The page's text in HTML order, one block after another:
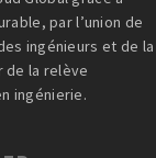
par l’union de
ingénieurs et de la
de la relève
ingénierie.